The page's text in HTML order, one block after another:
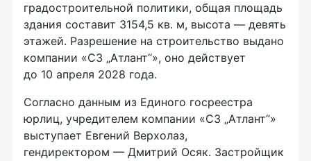
градостроительной политики, общая площадь
здания составит 3154,5 кв. м, высота — девять
этажей. Разрешение на строительство выдано
компании «СЗ „Атлант“», оно действует
до 10 апреля 2028 года.
Согласно данным из Единого госреестра
юрлиц, учредителем компании «СЗ „Атлант“»
выступает Евгений Верхолаз,
гендиректором — Дмитрий Осяк. Застройщик